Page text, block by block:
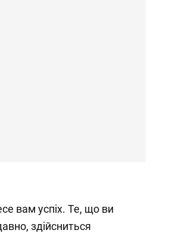
вам успіх. Те, що ви
здійсниться